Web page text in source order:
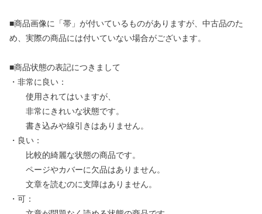
■商品画像に「帯」が付いているものがありますが、中古品のた
め、実際の商品には付いていない場合がございます。
■商品状態の表記につきまして
・非常に良い：
使用されてはいますが、
非常にきれいな状態です。
書き込みや線引きはありません。
・良い：
比較的綺麗な状態の商品です。
ページやカバーに欠品はありません。
文章を読むのに支障はありません。
・可：